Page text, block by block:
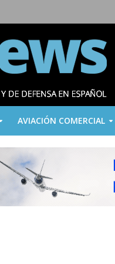
AVIACIÓN COMERCIAL